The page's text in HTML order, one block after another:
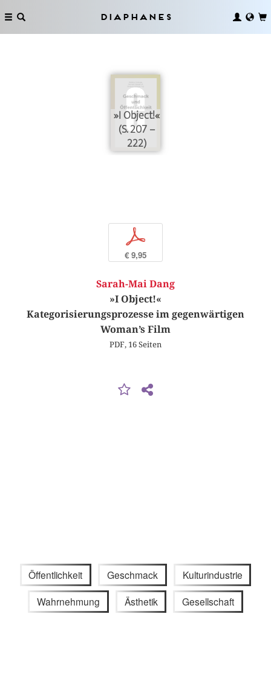
Diaphanes
»I Object!«
(S. 207 –
222)
p
€ 9,95
Sarah-Mai Dang
»I Object!«
Kategorisierungsprozesse im gegenwärtigen
Woman’s Film
PDF, 16 Seiten
Öffentlichkeit Geschmack Kulturindustrie
Wahrnehmung Ästhetik Gesellschaft